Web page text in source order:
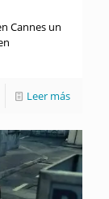
Cannes un
Leer más